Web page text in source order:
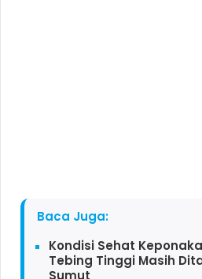
Baca Juga:
Kondisi Sehat
Tebing Tinggi Masih
Sumut